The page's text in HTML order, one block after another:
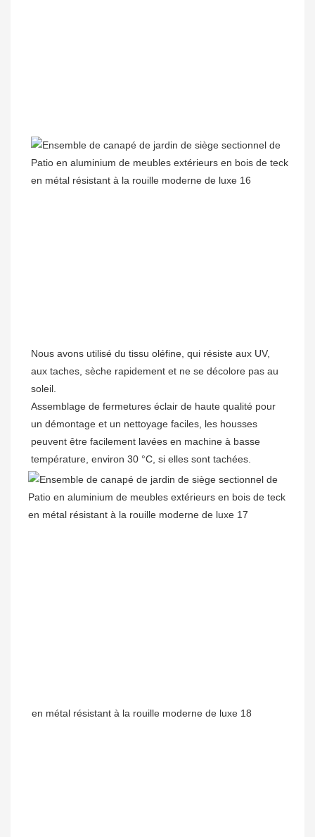
Nous avons utilisé du tissu oléfine, qui résiste aux UV,
aux taches, sèche rapidement et ne se décolore pas au
soleil.
Assemblage de fermetures éclair de haute qualité pour
un démontage et un nettoyage faciles, les housses
peuvent être facilement lavées en machine à basse